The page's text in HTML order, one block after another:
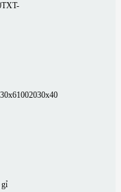
XT-
2030x40
gỉ